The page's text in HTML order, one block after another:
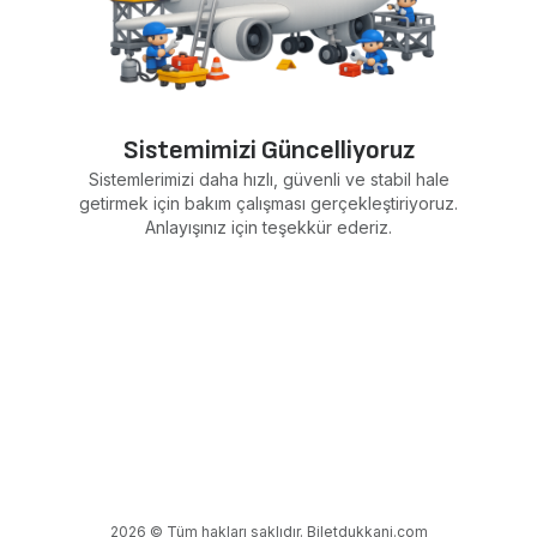
Sistemimizi Güncelliyoruz
Sistemlerimizi daha hızlı, güvenli ve stabil hale
getirmek için bakım çalışması gerçekleştiriyoruz.
Anlayışınız için teşekkür ederiz.
2026 © Tüm hakları saklıdır. Biletdukkani.com